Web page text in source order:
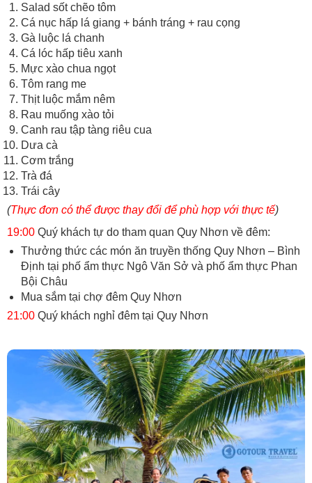
Salad sốt chẽo tôm
Cá nục hấp lá giang + bánh tráng + rau cọng
Gà luộc lá chanh
Cá lóc hấp tiêu xanh
Mực xào chua ngọt
Tôm rang me
Thịt luộc mắm nêm
Rau muống xào tỏi
Canh rau tập tàng riêu cua
Dưa cà
Cơm trắng
Trà đá
Trái cây
(Thực đơn có thể được thay đổi để phù hợp với thực tế)
19:00 Quý khách tự do tham quan Quy Nhơn về đêm:
Thưởng thức các món ăn truyền thống Quy Nhơn – Bình
Định tại phố ẩm thực Ngô Văn Sở và phố ẩm thực Phan
Bội Châu
Mua sắm tại chợ đêm Quy Nhơn
21:00 Quý khách nghỉ đêm tại Quy Nhơn